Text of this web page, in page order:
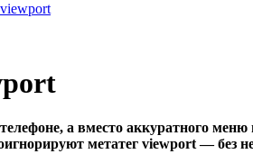
а вместо аккуратного
метатег viewport — без